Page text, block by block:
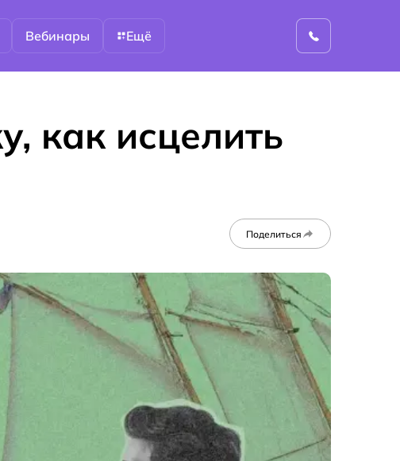
Вебинары Ещё
как исцелить
Поделиться